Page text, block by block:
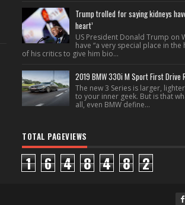
Trump trolled for saying kidneys
heart’
US President Donald Trump on
have “a very special place in
of his critics to give him bio...
2019 BMW 330i M Sport First Drive
The new 3 Series is larger,
to your inner geek. But is that
all, even BMW define...
TOTAL PAGEVIEWS
1 6 4 8 4 8 2